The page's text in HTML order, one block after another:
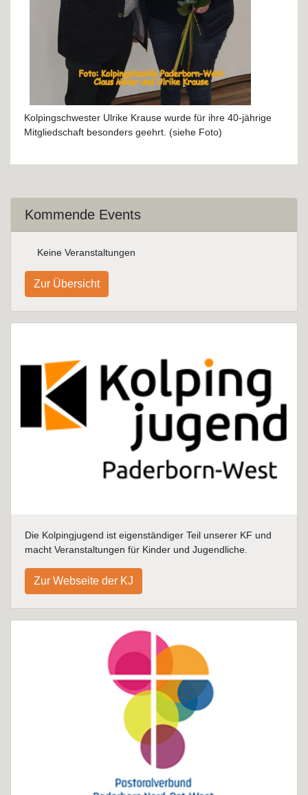
Kolpingschwester Ulrike Krause wurde für ihre 40-jährige
Mitgliedschaft besonders geehrt. (siehe Foto)
Kommende Events
Keine Veranstaltungen
Zur Übersicht
Die Kolpingjugend ist eigenständiger Teil unserer KF und
macht Veranstaltungen für Kinder und Jugendliche.
Zur Webseite der KJ